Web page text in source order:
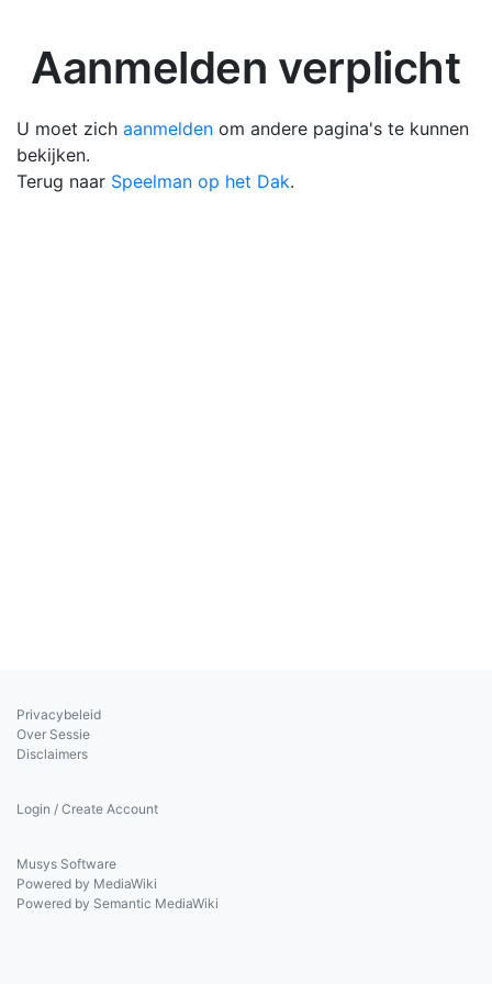
Aanmelden verplicht
U moet zich aanmelden om andere pagina's te kunnen
bekijken.
Terug naar Speelman op het Dak.
Privacybeleid
Over Sessie
Disclaimers
Login / Create Account
Musys Software
Powered by MediaWiki
Powered by Semantic MediaWiki